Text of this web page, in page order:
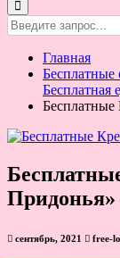
Главная
Бесплатные
Бесплатная
Придонья»
сентябрь, 2021 free-